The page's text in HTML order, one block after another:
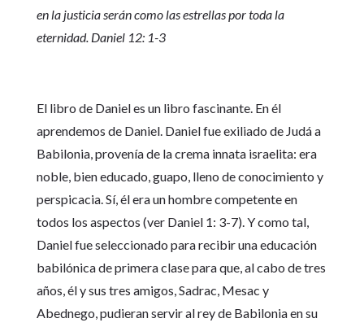
en la justicia serán como las estrellas por toda la
eternidad. Daniel 12: 1-3
El libro de Daniel es un libro fascinante. En él
aprendemos de Daniel. Daniel fue exiliado de Judá a
Babilonia, provenía de la crema innata israelita: era
noble, bien educado, guapo, lleno de conocimiento y
perspicacia. Sí, él era un hombre competente en
todos los aspectos (ver Daniel 1: 3-7). Y como tal,
Daniel fue seleccionado para recibir una educación
babilónica de primera clase para que, al cabo de tres
años, él y sus tres amigos, Sadrac, Mesac y
Abednego, pudieran servir al rey de Babilonia en su